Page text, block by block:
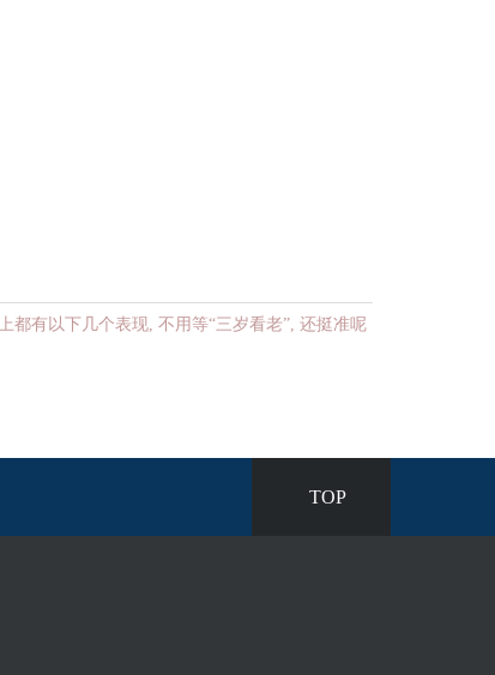
都有以下几个表现, 不用等“三岁看老”, 还挺准呢
TOP